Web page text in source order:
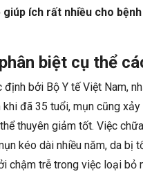
ích rất nhiều cho
biệt cụ thể
bởi Bộ Y tế Việt Nam,
đã 35 tuổi, mụn cũng xảy
thuyên giảm tốt. Việc
kéo dài nhiều năm, da bị
chậm trễ trong việc loại bỏ